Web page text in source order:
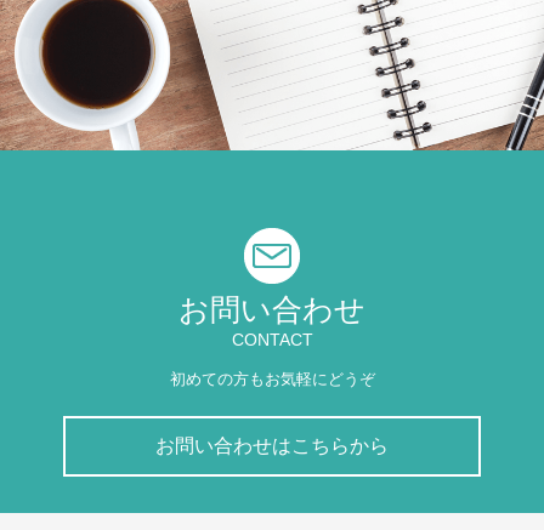
お問い合わせ
CONTACT
初めての方もお気軽にどうぞ
お問い合わせはこちらから